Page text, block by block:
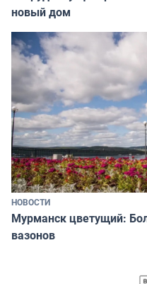
новый дом
НОВОСТИ
Мурманск цветущий:
вазонов